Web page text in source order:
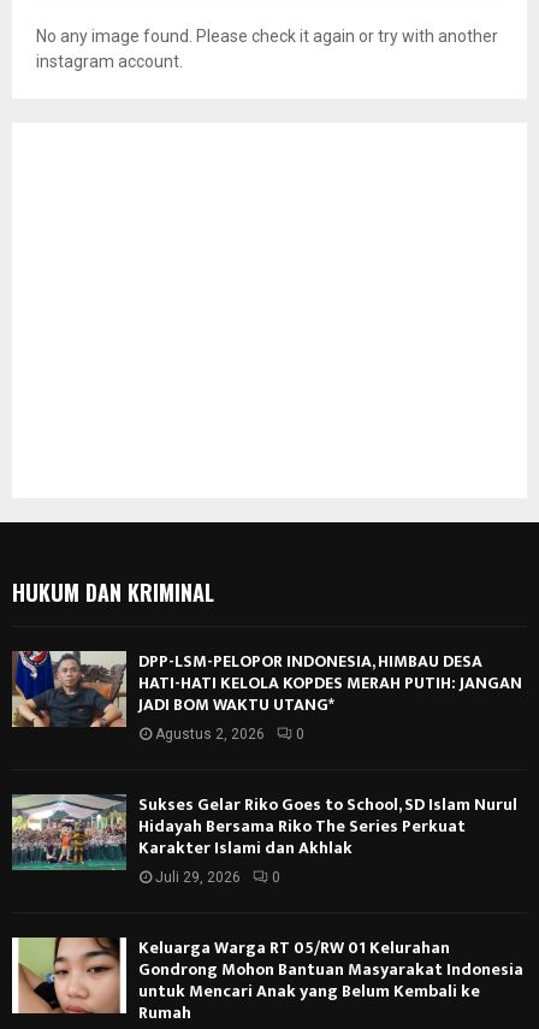
No any image found. Please check it again or try with another
instagram account.
HUKUM DAN KRIMINAL
DPP-LSM-PELOPOR INDONESIA, HIMBAU DESA
HATI-HATI KELOLA KOPDES MERAH PUTIH: JANGAN
JADI BOM WAKTU UTANG*
Agustus 2, 2026 0
Sukses Gelar Riko Goes to School, SD Islam Nurul
Hidayah Bersama Riko The Series Perkuat
Karakter Islami dan Akhlak
Juli 29, 2026 0
Keluarga Warga RT 05/RW 01 Kelurahan
Gondrong Mohon Bantuan Masyarakat Indonesia
untuk Mencari Anak yang Belum Kembali ke
Rumah